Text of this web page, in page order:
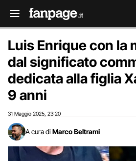
Luis Enrique con la
dal significato
dedicata alla figlia
9 anni
31 Maggio 2025 23:20
A cura di Marco Beltrami